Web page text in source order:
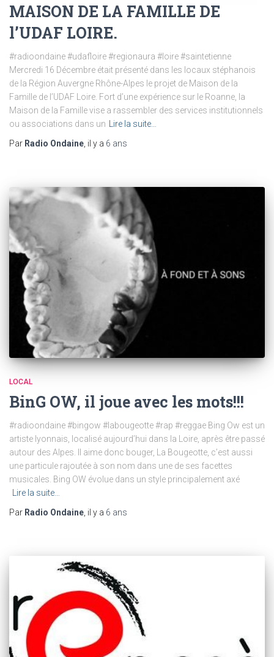
MAISON DE LA FAMILLE DE
l’UDAF LOIRE.
#radioondaine #udafloire #regionaura #loire #saintetienne
Mercredi 16 Décembre était présenté dans les locaux stéphanois
de la Région Auvergne Rhône-Alpes le projet de Maison de la
Famille de l’UDAF Loire. Fort d’une expérience sur le Roanne, la
Maison de la Famille vise a rassembler des services institutionnels
ou associations dans un
Lire la suite…
Par Radio Ondaine , il y a 6 ans
LOCAL
BinG OW, il joue avec les mots!!!
#radioondaine #bingow #labougeotte #rap #reggae Bing Ow est un
artiste lyonnais, localisé aujourd’hui dans la Loire, après être passé
autour des Alpes. Il aime donc bouger, La Bougeotte, c’est aussi
une particule rajoutée à son nom dans une de ses facettes
musicales. Bing OW évolue dans un style principalement axé
Lire la suite…
Par Radio Ondaine , il y a 6 ans